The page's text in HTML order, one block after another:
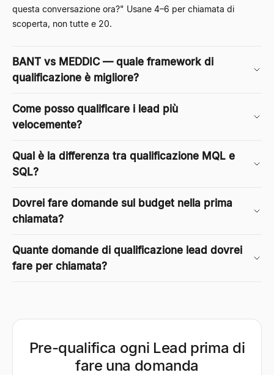
questa conversazione ora?" Usane 4–6 per chiamata di
scoperta, non tutte e 20.
BANT vs MEDDIC — quale framework di
qualificazione è migliore?
Come posso qualificare i lead più
velocemente?
Qual è la differenza tra qualificazione MQL e
SQL?
Dovrei fare domande sul budget nella prima
chiamata?
Quante domande di qualificazione lead dovrei
fare per chiamata?
Pre-qualifica ogni Lead prima di
fare una domanda